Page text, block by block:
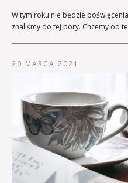
W tym roku nie będzie
znaliśmy do tej pory. Chcemy od
20 MARCA 2021